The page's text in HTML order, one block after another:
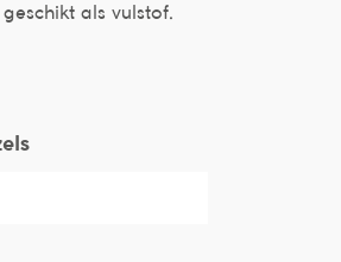
als vulstof.